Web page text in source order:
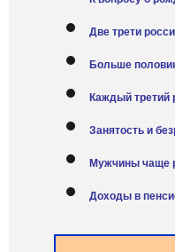
Две трети
Больше
Каждый третий
Занятость и
Мужчины чаще
Доходы в